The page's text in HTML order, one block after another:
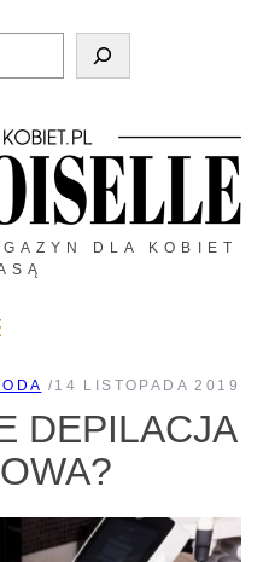
DLA KOBIET
/ 14 LISTOPADA 2019
DEPILACJA